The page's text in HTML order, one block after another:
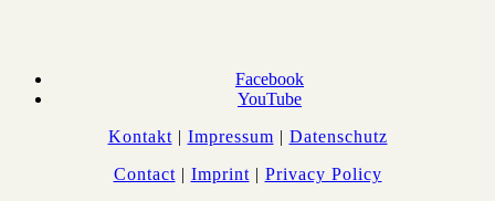
Facebook
YouTube
Kontakt | Impressum | Datenschutz
Contact | Imprint | Privacy Policy